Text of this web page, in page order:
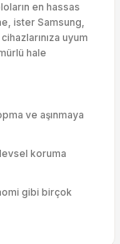
en hassas
ister Samsung,
uyum
hale
ve aşınmaya
koruma
gibi birçok